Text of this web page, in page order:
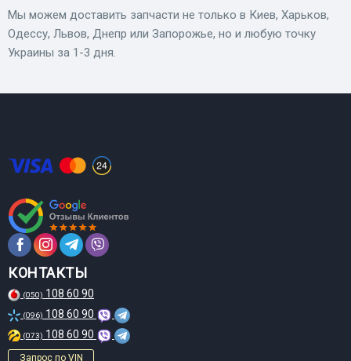
Мы можем доставить запчасти не только в Киев, Харьков,
Одессу, Львов, Днепр или Запорожье, но и любую точку
Украины за 1-3 дня.
КОНТАКТЫ
(050) 108 60 90
(096) 108 60 90
(073) 108 60 90
Запрос по VIN